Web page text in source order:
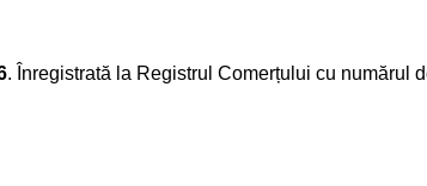
. Înregistrată la Registrul Comerțului cu numărul